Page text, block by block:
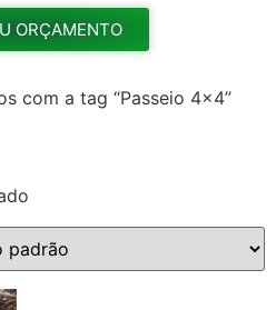
ORÇAMENTO
com a tag “Passeio 4x4”